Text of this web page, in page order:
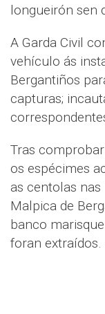
longueirón sen
A Garda Civil
vehículo ás
Bergantiños
capturas;
Tras
os espécimes
as centolas
Malpica de
banco
foran extraídos.